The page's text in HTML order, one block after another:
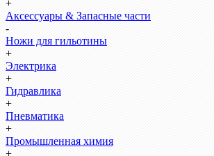
+
Аксессуары & Запасные части
-
Ножи для гильотины
+
Электрика
+
Гидравлика
+
Пневматика
+
Промышленная химия
+